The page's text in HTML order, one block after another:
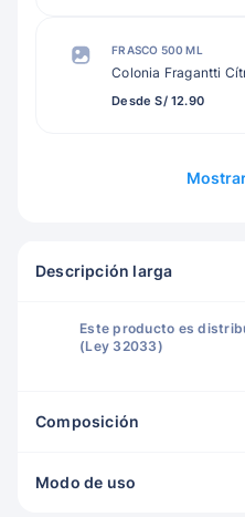
FRASCO 500 ML
Colonia Fragantti
Desde S/ 12.90
Descripción larga
Este producto es
(Ley 32033)
Composición
Modo de uso